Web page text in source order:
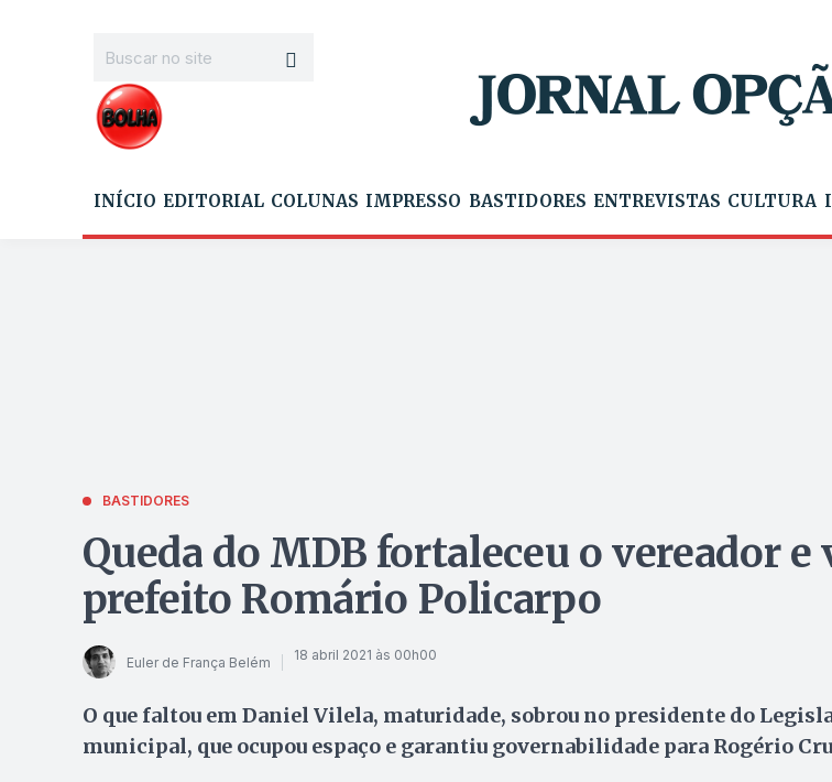
INÍCIO EDITORIAL COLUNAS IMPRESSO BASTIDORES ENTREVISTAS CULTURA
BASTIDORES
Queda do MDB fortaleceu o vereador e
prefeito Romário Policarpo
Euler de França Belém 18 abril 2021 às 00h00
O que faltou em Daniel Vilela, maturidade, sobrou no presidente do
municipal, que ocupou espaço e garantiu governabilidade para Rogério